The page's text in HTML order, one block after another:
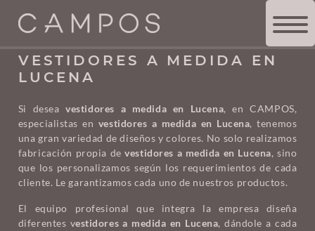
TIENDA DE COCINAS >VESTIDORES A MEDIDA EN LUCENA
VESTIDORES A MEDIDA EN
LUCENA
Si deseavestidores a medida en Lucena, en CAMPOS,
especialistas en vestidores a medida en Lucena, tenemos
una gran variedad de diseños y colores. No solo realizamos
fabricación propia devestidores a medida en Lucena, sino
que los personalizamos según los requerimientos de cada
cliente. Le garantizamos cada uno de nuestros productos.
El equipo profesional que integra la empresa diseña
diferentes vestidores a medida en Lucena, dándole a cada